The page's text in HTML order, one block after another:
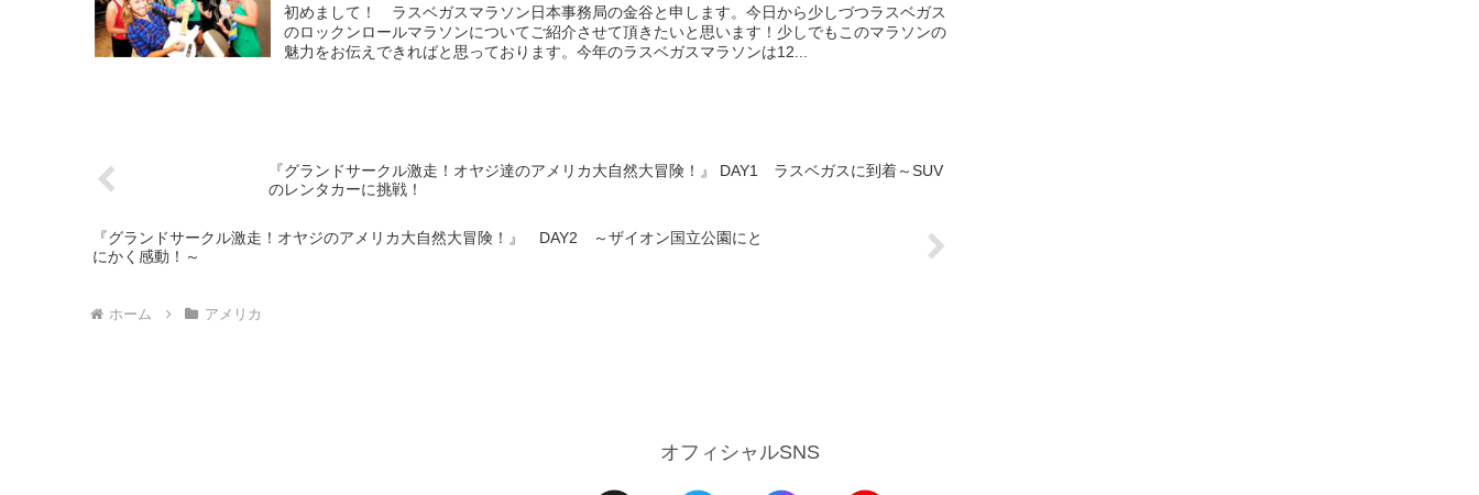
初めまして！ ラスベガスマラソン日本事務局の金谷と申します。今日から少しづつラスベガス
のロックンロールマラソンについてご紹介させて頂きたいと思います！少しでもこのマラソンの
魅力をお伝えできればと思っております。今年のラスベガスマラソンは12...
『グランドサークル激走！オヤジ達のアメリカ大自然大冒険！』 DAY1 ラスベガスに到着～SUV
のレンタカーに挑戦！
『グランドサークル激走！オヤジのアメリカ大自然大冒険！』 DAY2 ～ザイオン国立公園にと
にかく感動！～
ホーム アメリカ
オフィシャルSNS